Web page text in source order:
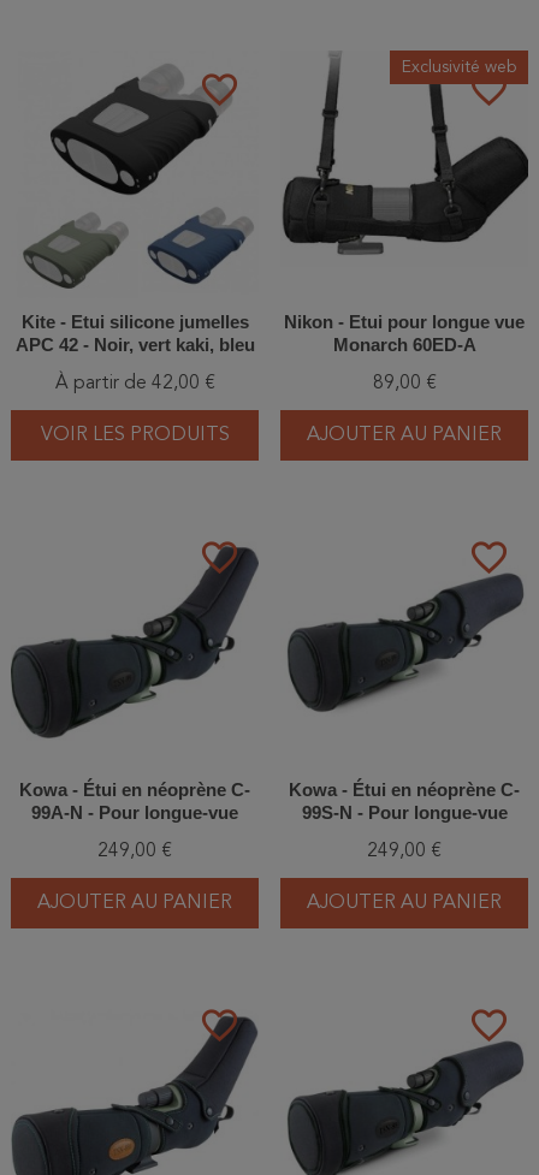
favorite_border
Kite - Etui silicone jumelles
APC 42 - Noir, vert kaki, bleu
ou orange - Silicone jacket
for APC 42
À partir de 42,00 €
VOIR LES PRODUITS
favorite_border
Exclusivité web
Nikon - Etui pour longue vue
Monarch 60ED-A
89,00 €
AJOUTER AU PANIER
favorite_border
Kowa - Étui en néoprène C-
99A-N - Pour longue-vue
249,00 €
AJOUTER AU PANIER
favorite_border
Kowa - Étui en néoprène C-
99S-N - Pour longue-vue
249,00 €
AJOUTER AU PANIER
favorite_border favorite_border